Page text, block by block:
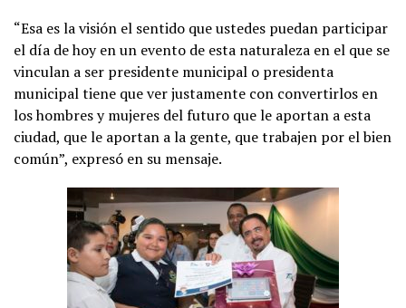
“Esa es la visión el sentido que ustedes puedan participar
el día de hoy en un evento de esta naturaleza en el que se
vinculan a ser presidente municipal o presidenta
municipal tiene que ver justamente con convertirlos en
los hombres y mujeres del futuro que le aportan a esta
ciudad, que le aportan a la gente, que trabajen por el bien
común”, expresó en su mensaje.